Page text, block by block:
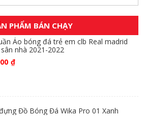
PHẨM BÁN CHẠY
Áo bóng đá trẻ em clb Real madrid
nhà 2021-2022
₫
Đồ Bóng Đá Wika Pro 01 Xanh